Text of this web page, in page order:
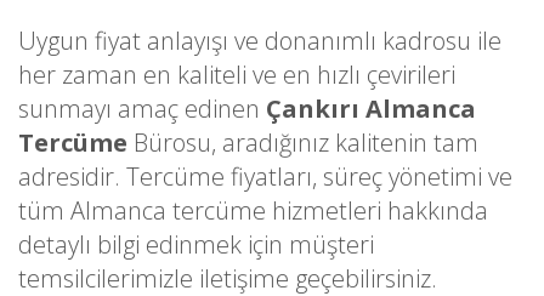
Uygun fiyat anlayışı ve donanımlı kadrosu ile
her zaman en kaliteli ve en hızlı çevirileri
sunmayı amaç edinen Çankırı Almanca
Tercüme Bürosu, aradığınız kalitenin tam
adresidir. Tercüme fiyatları, süreç yönetimi ve
tüm Almanca tercüme hizmetleri hakkında
detaylı bilgi edinmek için müşteri
temsilcilerimizle iletişime geçebilirsiniz.